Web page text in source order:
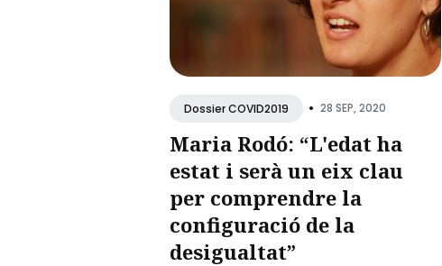
Dossier COVID2019 • 28 SEP, 2020
Maria Rodó: “L'edat ha
estat i serà un eix clau
per comprendre la
configuració de la
desigualtat”